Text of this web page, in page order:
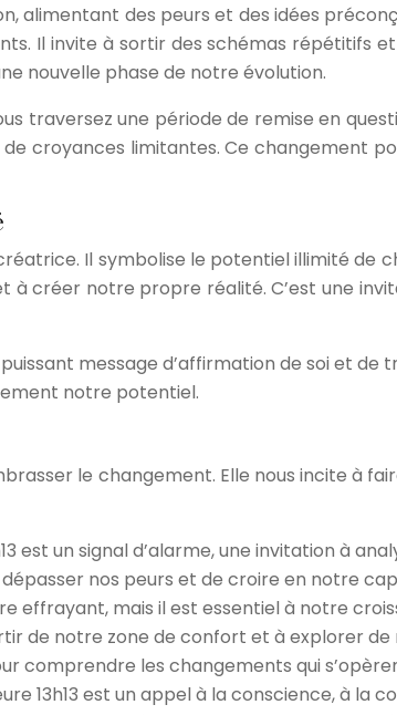
alimentant des peurs et des idées
Il invite à sortir des schémas répétitifs
nouvelle phase de notre évolution.
traversez une période de remise en
croyances limitantes. Ce changement
Il symbolise le potentiel illimité de
à créer notre propre réalité. C’est une
puissant message d’affirmation de soi et
notre potentiel.
le changement. Elle nous incite à
est un signal d’alarme, une invitation à
nos peurs et de croire en notre
effrayant, mais il est essentiel à notre
de notre zone de confort et à explorer
comprendre les changements qui
13h13 est un appel à la conscience, à